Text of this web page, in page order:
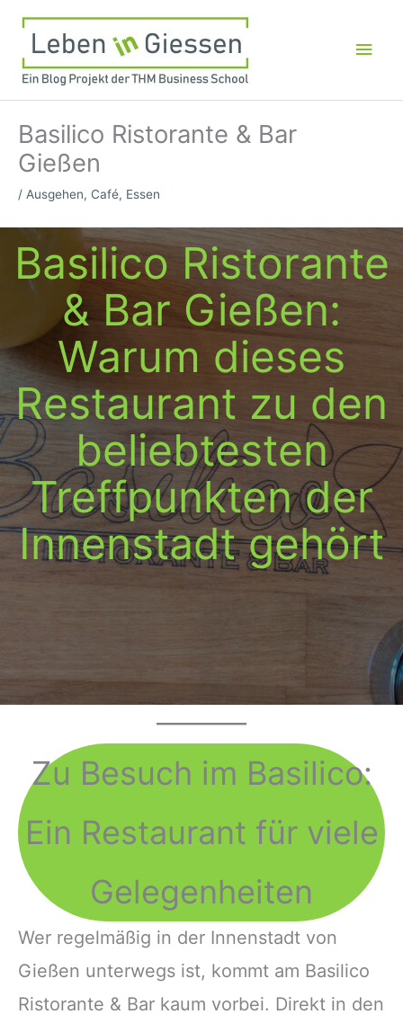
Inhalt
springen
Basilico Ristorante & Bar
Gießen
/ Ausgehen, Café, Essen
Basilico Ristorante
& Bar Gießen:
Warum dieses
Restaurant zu den
beliebtesten
Treffpunkten der
Innenstadt gehört
Zu Besuch im Basilico:
Ein Restaurant für viele
Gelegenheiten
Wer regelmäßig in der Innenstadt von
Gießen unterwegs ist, kommt am Basilico
Ristorante & Bar kaum vorbei. Direkt in den